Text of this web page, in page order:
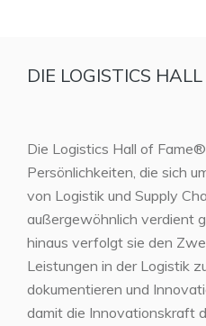
DIE LOGISTICS
Die Logistics Hall of
Persönlichkeiten, die sich
von Logistik und Supply
außergewöhnlich verdient
hinaus verfolgt sie den
Leistungen in der Logistik
dokumentieren und
damit die Innovationskraft